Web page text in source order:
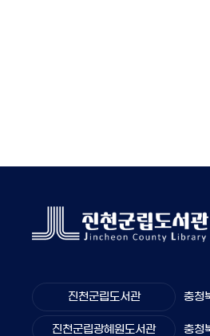
진천군립도서관 충청
진천군립광혜원도서관 충청